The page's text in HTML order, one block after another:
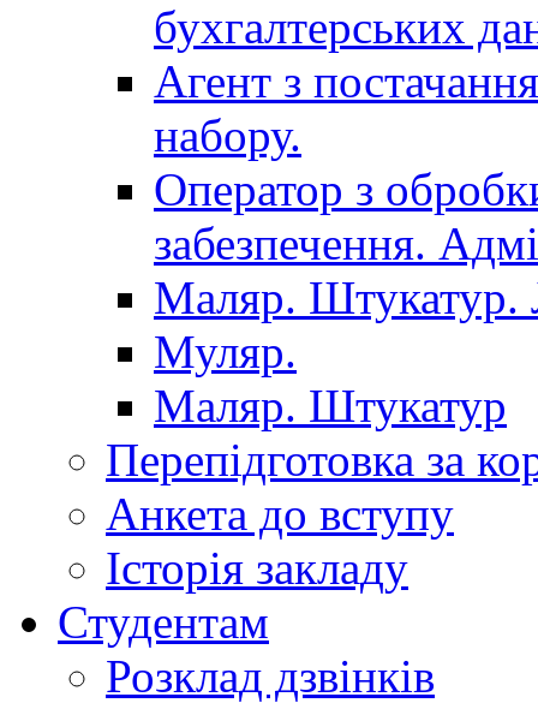
бухгалтерських
Агент з
набору.
Оператор з
забезпечення.
Маляр. Штукатур.
Муляр.
Маляр. Штукатур
Перепідготовка за
Анкета до вступу
Історія закладу
Студентам
Розклад дзвінків